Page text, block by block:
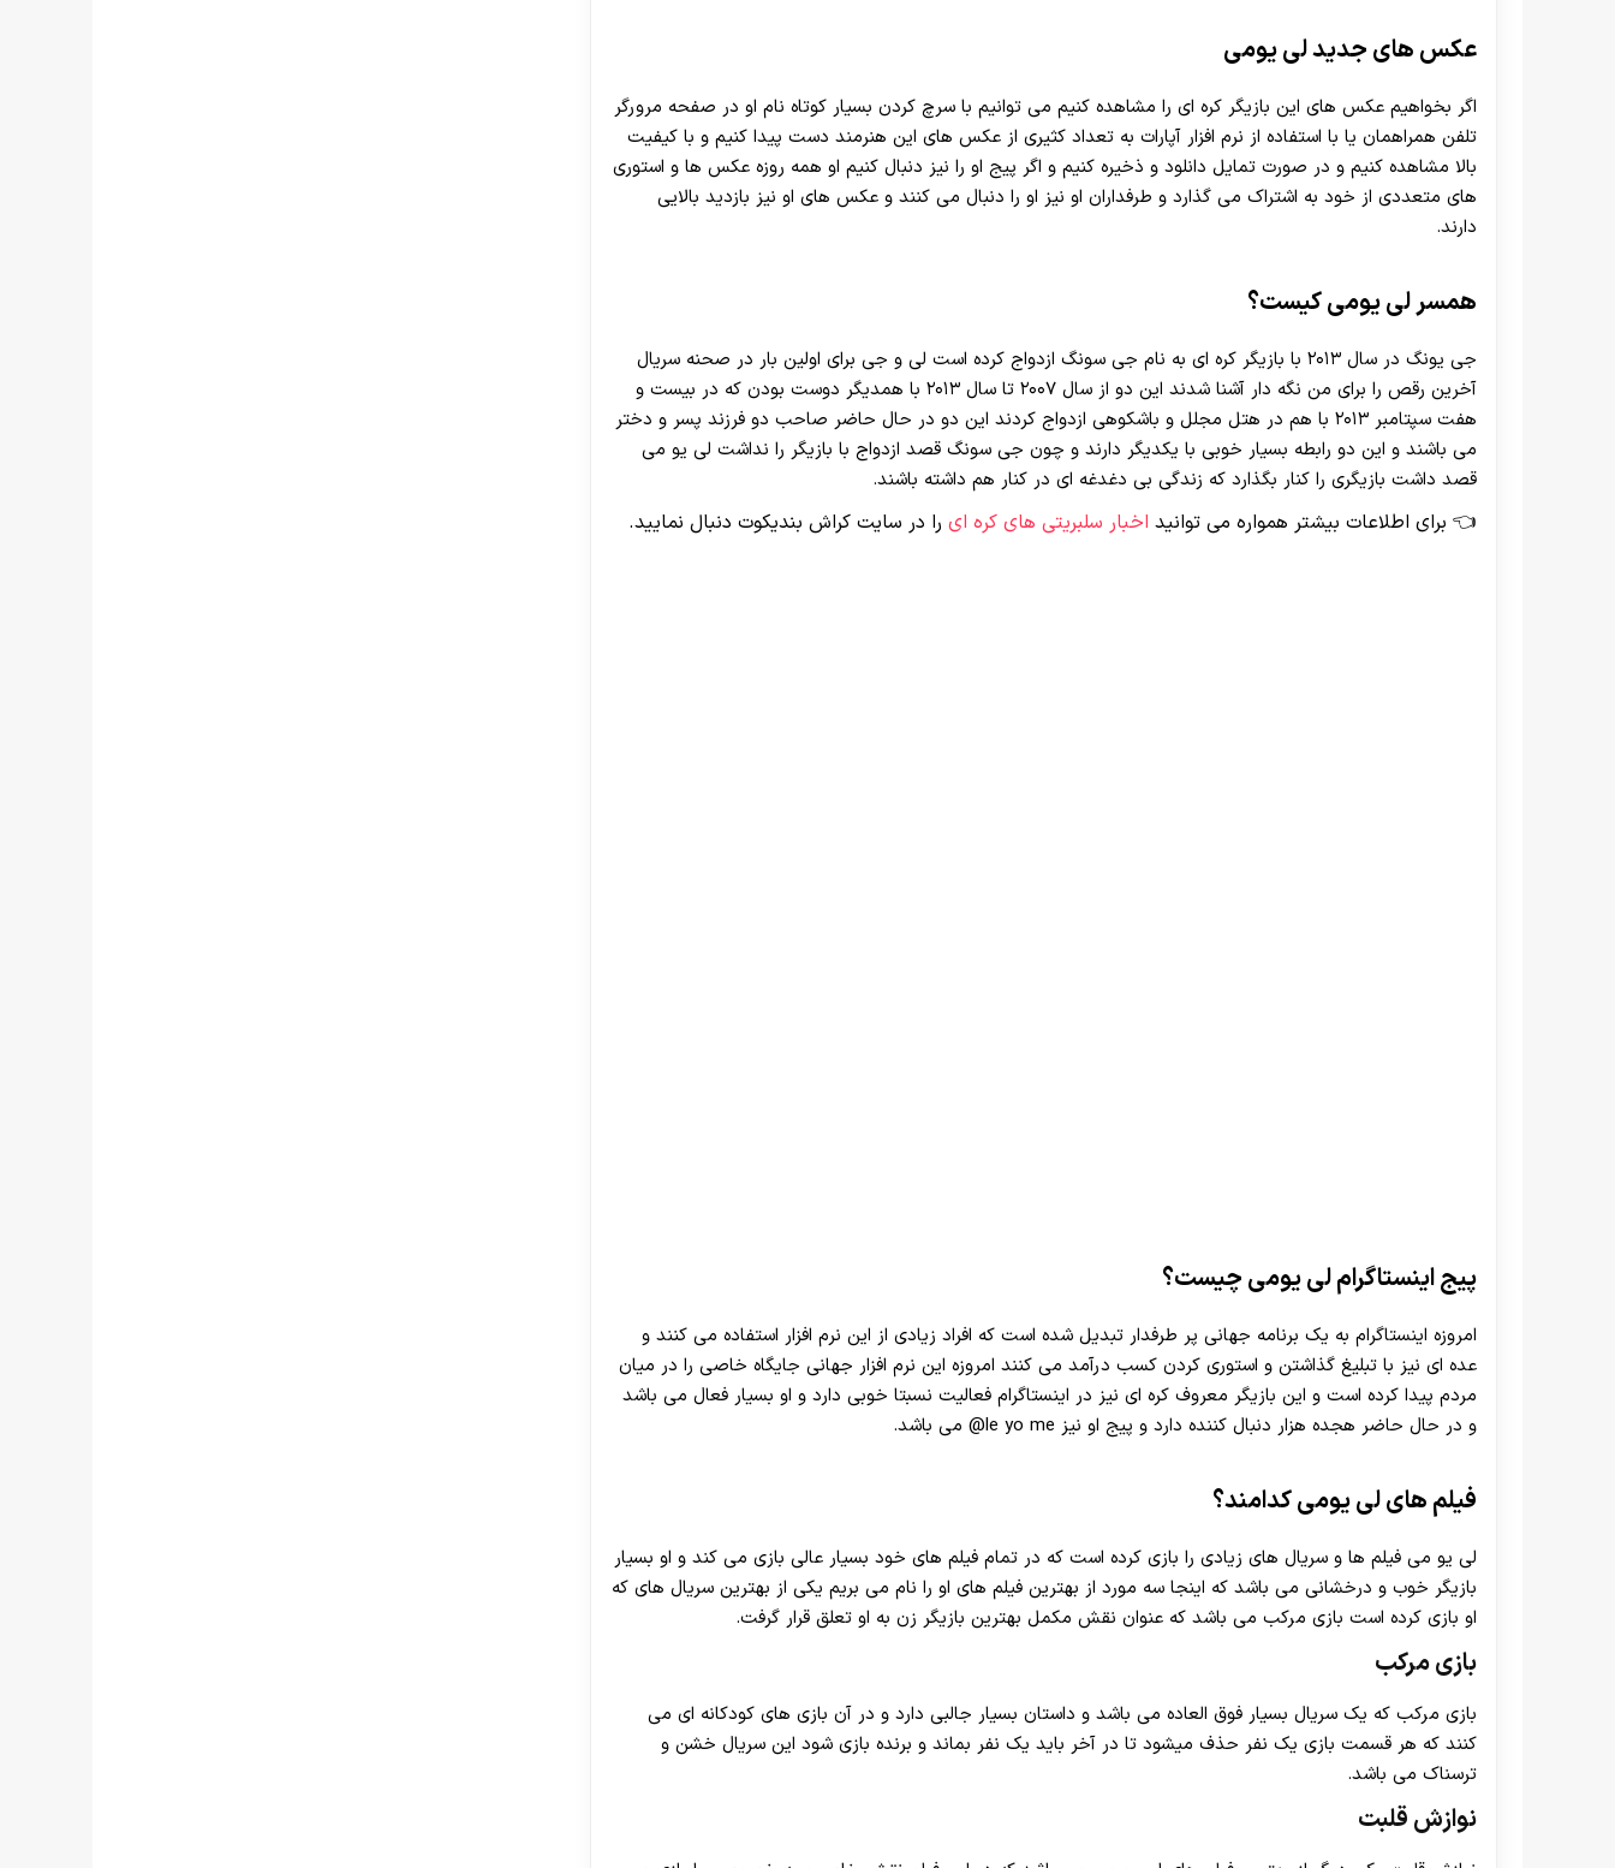
عکس های جدید لی یومی
اگر بخواهیم عکس های این بازیگر کره ای را مشاهده کنیم می توانیم با سرچ کردن بسیار کوتاه نام او در صفحه مرورگر
تلفن همراهمان یا با استفاده از نرم افزار آپارات به تعداد کثیری از عکس های این هنرمند دست پیدا کنیم و با کیفیت
بالا مشاهده کنیم و در صورت تمایل دانلود و ذخیره کنیم و اگر پیج او را نیز دنبال کنیم او همه روزه عکس ها و استوری
های متعددی از خود به اشتراک می گذارد و طرفداران او نیز او را دنبال می کنند و عکس های او نیز بازدید بالایی
دارند.
همسر لی یومی کیست؟
جی یونگ در سال ۲۰۱۳ با بازیگر کره ای به نام جی سونگ ازدواج کرده است لی و جی برای اولین بار در صحنه سریال
آخرین رقص را برای من نگه دار آشنا شدند این دو از سال ۲۰۰۷ تا سال ۲۰۱۳ با همدیگر دوست بودن که در بیست و
هفت سپتامبر ۲۰۱۳ با هم در هتل مجلل و باشکوهی ازدواج کردند این دو در حال حاضر صاحب دو فرزند پسر و دختر
می باشند و این دو رابطه بسیار خوبی با یکدیگر دارند و چون جی سونگ قصد ازدواج با بازیگر را نداشت لی یو می
قصد داشت بازیگری را کنار بگذارد که زندگی بی دغدغه ای در کنار هم داشته باشند.
برای اطلاعات بیشتر همواره می توانید اخبار سلبریتی های کره ای را در سایت کراش بندیکوت دنبال نمایید.
پیج اینستاگرام لی یومی چیست؟
امروزه اینستاگرام به یک برنامه جهانی پر طرفدار تبدیل شده است که افراد زیادی از این نرم افزار استفاده می کنند و
عده ای نیز با تبلیغ گذاشتن و استوری کردن کسب درآمد می کنند امروزه این نرم افزار جهانی جایگاه خاصی را در میان
مردم پیدا کرده است و این بازیگر معروف کره ای نیز در اینستاگرام فعالیت نسبتا خوبی دارد و او بسیار فعال می باشد
و در حال حاضر هجده هزار دنبال کننده دارد و پیج او نیز le yo me@ می باشد.
فیلم های لی یومی کدامند؟
لی یو می فیلم ها و سریال های زیادی را بازی کرده است که در تمام فیلم های خود بسیار عالی بازی می کند و او بسیار
بازیگر خوب و درخشانی می باشد که اینجا سه مورد از بهترین فیلم های او را نام می‌ بریم یکی از بهترین سریال های که
او بازی کرده است بازی مرکب می باشد که عنوان نقش مکمل بهترین بازیگر زن به او تعلق قرار گرفت.
بازی مرکب
بازی مرکب که یک سریال بسیار فوق العاده می باشد و داستان بسیار جالبی دارد و در آن بازی های کودکانه ای می
کنند که هر قسمت بازی یک نفر حذف میشود تا در آخر باید یک نفر بماند و برنده بازی شود این سریال خشن و
ترسناک می باشد.
نوازش قلبت